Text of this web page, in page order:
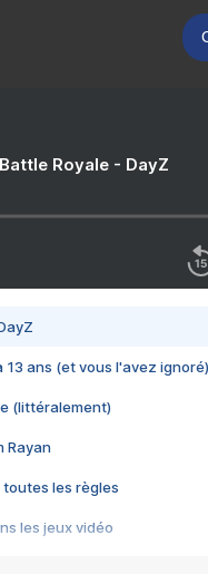
Royale - DayZ
13 ans (et vous l'avez ignoré)
(littéralement)
Rayan
toutes les règles
les jeux vidéo